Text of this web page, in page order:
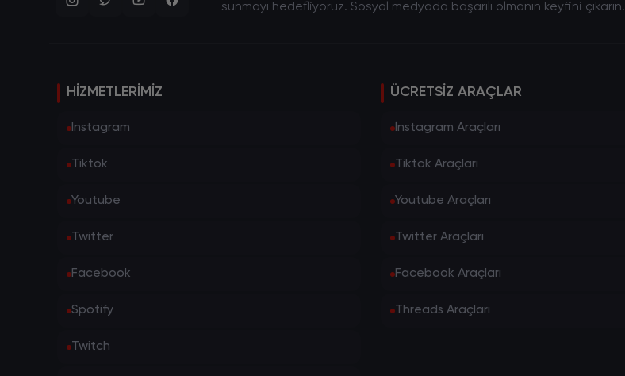
sunmayı hedefliyoruz. Sosyal medyada başarılı olmanın keyfini çıkarın!
HIZMETLERIMIZ
Instagram
Tiktok
Youtube
Twitter
Facebook
Spotify
Twitch
ÜCRETSIZ ARAÇLAR
İnstagram Araçları
Tiktok Araçları
Youtube Araçları
Twitter Araçları
Facebook Araçları
Threads Araçları